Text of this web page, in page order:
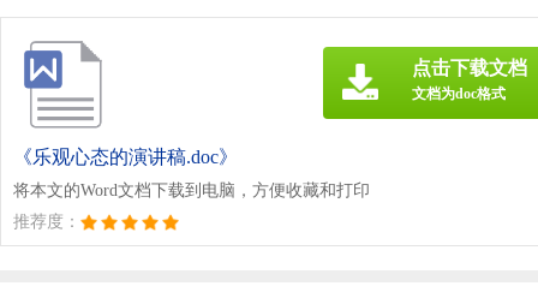
《乐观心态的演讲稿.doc》
将本文的Word文档下载到电脑，方便收藏和打印
推荐度：
点击下载文档
文档为doc格式